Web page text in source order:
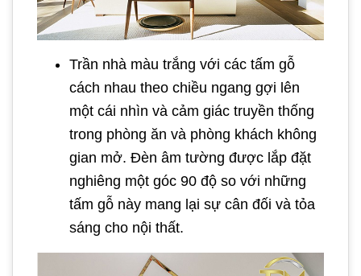
Trần nhà màu trắng với các tấm gỗ
cách nhau theo chiều ngang gợi lên
một cái nhìn và cảm giác truyền thống
trong phòng ăn và phòng khách không
gian mở. Đèn âm tường được lắp đặt
nghiêng một góc 90 độ so với những
tấm gỗ này mang lại sự cân đối và tỏa
sáng cho nội thất.